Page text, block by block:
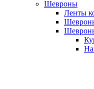
Шевроны
Ленты